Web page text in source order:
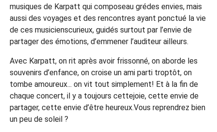
musiques de Karpatt qui composeau grédes envies, mais
aussi des voyages et des rencontres ayant ponctué la vie
de ces musicienscurieux, guidés surtout par l’envie de
partager des émotions, d’emmener l’auditeur ailleurs.
Avec Karpatt, on rit après avoir frissonné, on aborde les
souvenirs d’enfance, on croise un ami parti troptôt, on
tombe amoureux... on vit tout simplement! Et à la fin de
chaque concert, il y a toujours cettejoie, cette envie de
partager, cette envie d’être heureux.Vous reprendrez bien
un peu de soleil ?